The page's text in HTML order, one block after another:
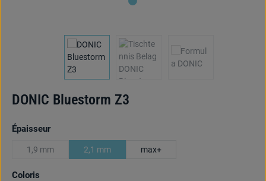
DONIC Bluestorm Z3
Sélectionnez
Épaisseur
1,9 mm
(Cette option n'est pas disponible pour le moment.)
2,1 mm max+
Sélectionnez
Coloris